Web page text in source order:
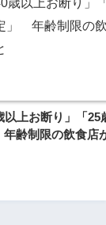
以上お断り」「25
齢制限の飲食店